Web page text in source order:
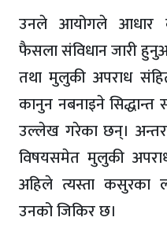
उनले आयोगले आधार
फैसला संविधान जारी
तथा मुलुकी अपराध
कानुन नबनाइने
उल्लेख गरेका छन्।
विषयसमेत मुलुकी
अहिले त्यस्ता कसुरका
उनको जिकिर छ।